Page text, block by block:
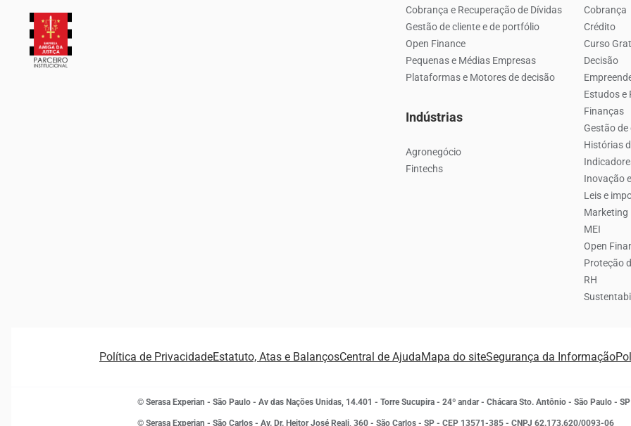
Cobrança e Recuperação de Dívidas
Gestão de cliente e de portfólio
Open Finance
Pequenas e Médias Empresas
Plataformas e Motores de decisão
Indústrias
Agronegócio
Fintechs
Cobrança
Crédito
Curso
Decisão
Estudos e
Finanças
Gestão de
Histórias
Inovação
Leis e
Marketing
MEI
Open
Proteção
RH
Política de PrivacidadeEstatuto, Atas e BalançosCentral de AjudaMapa do siteSegurança da Informação
© Serasa Experian - São Paulo - Av das Nações Unidas, 14.401 - Torre Sucupira - 24º andar - Chácara Sto. Antônio - São Paulo -
© Serasa Experian - São Carlos - Av. Dr. Heitor José Reali, 360 - São Carlos - SP - CEP 13571-385 - CNPJ 62.173.620/0093-06